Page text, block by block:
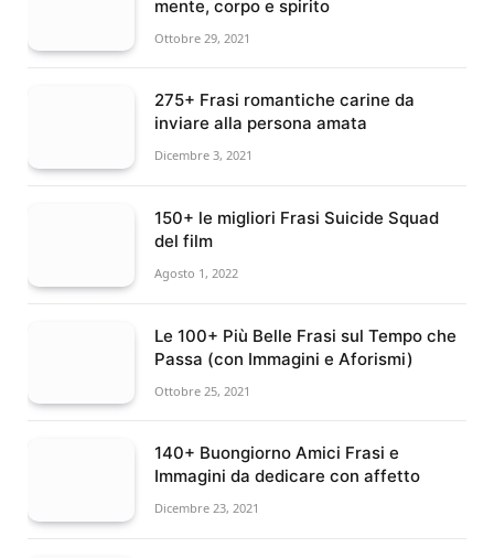
mente, corpo e spirito
Ottobre 29, 2021
275+ Frasi romantiche carine da
inviare alla persona amata
Dicembre 3, 2021
150+ le migliori Frasi Suicide Squad
del film
Agosto 1, 2022
Le 100+ Più Belle Frasi sul Tempo che
Passa (con Immagini e Aforismi)
Ottobre 25, 2021
140+ Buongiorno Amici Frasi e
Immagini da dedicare con affetto
Dicembre 23, 2021